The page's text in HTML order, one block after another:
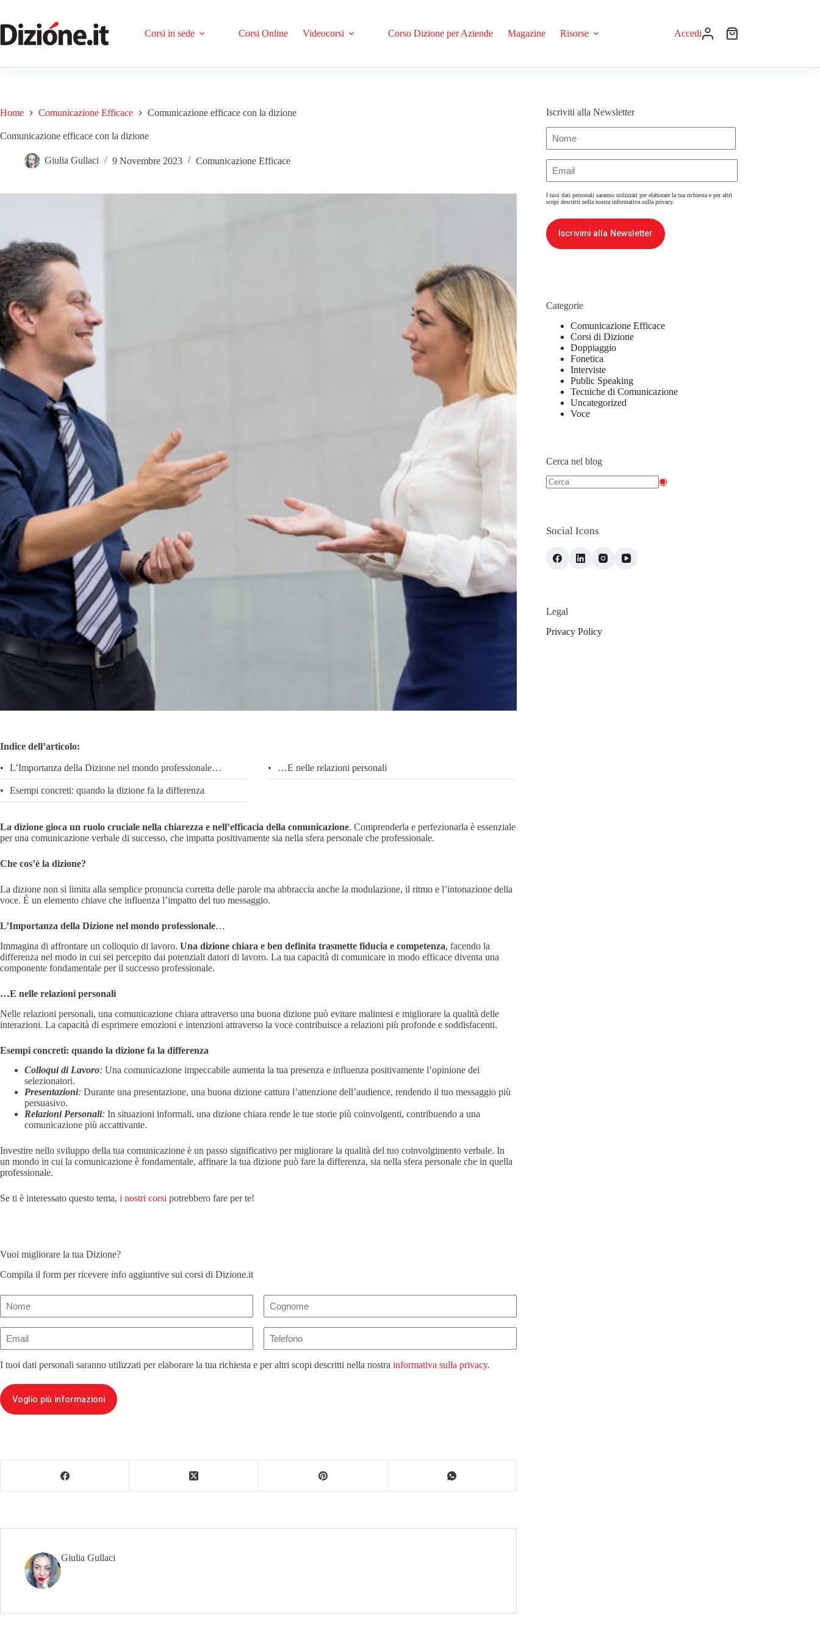
Corsi in sede Corsi Online Videocorsi Corso Dizione per Aziende Magazine Risorse Accedi
Home Comunicazione Efficace Comunicazione efficace con la dizione
Comunicazione efficace con la dizione
Giulia Gullaci 9 Novembre 2023 Comunicazione Efficace
Indice dell’articolo:
L’Importanza della Dizione nel mondo professionale… …E nelle relazioni personali
Esempi concreti: quando la dizione fa la differenza
La dizione gioca un ruolo cruciale nella chiarezza e nell’efficacia della comunicazione. Comprenderla e perfezionarla è essenziale
per una comunicazione verbale di successo, che impatta positivamente sia nella sfera personale che professionale.
Che cos’è la dizione?
La dizione non si limita alla semplice pronuncia corretta delle parole ma abbraccia anche la modulazione, il ritmo e l’intonazione della
voce. È un elemento chiave che influenza l’impatto del tuo messaggio.
L’Importanza della Dizione nel mondo professionale…
Immagina di affrontare un colloquio di lavoro. Una dizione chiara e ben definita trasmette fiducia e competenza, facendo la
differenza nel modo in cui sei percepito dai potenziali datori di lavoro. La tua capacità di comunicare in modo efficace diventa una
componente fondamentale per il successo professionale.
…E nelle relazioni personali
Nelle relazioni personali, una comunicazione chiara attraverso una buona dizione può evitare malintesi e migliorare la qualità delle
interazioni. La capacità di esprimere emozioni e intenzioni attraverso la voce contribuisce a relazioni più profonde e soddisfacenti.
Esempi concreti: quando la dizione fa la differenza
Colloqui di Lavoro: Una comunicazione impeccabile aumenta la tua presenza e influenza positivamente l’opinione dei
selezionatori.
Presentazioni: Durante una presentazione, una buona dizione cattura l’attenzione dell’audience, rendendo il tuo messaggio più
persuasivo.
Relazioni Personali: In situazioni informali, una dizione chiara rende le tue storie più coinvolgenti, contribuendo a una
comunicazione più accattivante.
Investire nello sviluppo della tua comunicazione è un passo significativo per migliorare la qualità del tuo coinvolgimento verbale. In
un mondo in cui la comunicazione è fondamentale, affinare la tua dizione può fare la differenza, sia nella sfera personale che in quella
professionale.
Se ti è interessato questo tema, i nostri corsi potrebbero fare per te!
Vuoi migliorare la tua Dizione?
Compila il form per ricevere info aggiuntive sui corsi di Dizione.it
I tuoi dati personali saranno utilizzati per elaborare la tua richiesta e per altri scopi descritti nella nostra informativa sulla privacy.
Voglio più informazioni
Giulia Gullaci
Iscriviti alla Newsletter
I tuoi dati personali saranno utilizzati per elaborare la tua richiesta e per altri
scopi descritti nella nostrainformativa sulla privacy.
Iscrivimi alla Newsletter
Categorie
Comunicazione Efficace
Corsi di Dizione
Doppiaggio
Fonetica
Interviste
Public Speaking
Tecniche di Comunicazione
Uncategorized
Voce
Cerca nel blog
Social Icons
Legal
Privacy Policy